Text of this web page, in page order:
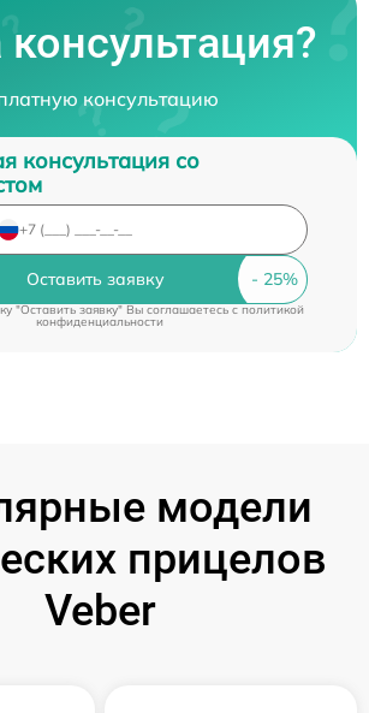
консультацию
консультация со
Оставить заявку
"Оставить заявку" Вы соглашаетесь cполитикой
конфиденциальности
модели
прицелов
Veber